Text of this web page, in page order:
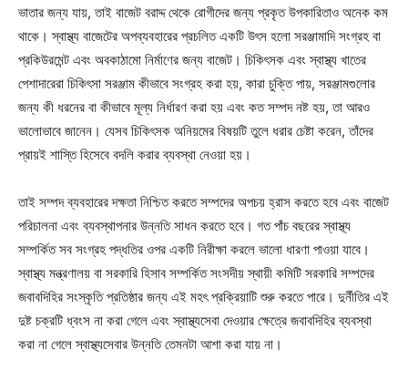
ভাতার জন্য যায়, তাই বাজেট বরাদ্দ থেকে রোগীদের জন্য প্রকৃত উপকারিতাও অনেক কম
থাকে। স্বাস্থ্য বাজেটের অপব্যবহারের প্রচলিত একটি উৎস হলো সরঞ্জামাদি সংগ্রহ বা
প্রকিউরমেন্ট এবং অবকাঠামো নির্মাণের জন্য বাজেট। চিকিৎসক এবং স্বাস্থ্য খাতের
পেশাদারেরা চিকিৎসা সরঞ্জাম কীভাবে সংগ্রহ করা হয়, কারা চুক্তি পায়, সরঞ্জামগুলোর
জন্য কী ধরনের বা কীভাবে মূল্য নির্ধারণ করা হয় এবং কত সম্পদ নষ্ট হয়, তা আরও
ভালোভাবে জানেন। যেসব চিকিৎসক অনিয়মের বিষয়টি তুলে ধরার চেষ্টা করেন, তাঁদের
প্রায়ই শাস্তি হিসেবে বদলি করার ব্যবস্থা নেওয়া হয়।
তাই সম্পদ ব্যবহারের দক্ষতা নিশ্চিত করতে সম্পদের অপচয় হ্রাস করতে হবে এবং বাজেট
পরিচালনা এবং ব্যবস্থাপনার উন্নতি সাধন করতে হবে। গত পাঁচ বছরের স্বাস্থ্য
সম্পর্কিত সব সংগ্রহ পদ্ধতির ওপর একটি নিরীক্ষা করলে ভালো ধারণা পাওয়া যাবে।
স্বাস্থ্য মন্ত্রণালয় বা সরকারি হিসাব সম্পর্কিত সংসদীয় স্থায়ী কমিটি সরকারি সম্পদের
জবাবদিহির সংস্কৃতি প্রতিষ্ঠার জন্য এই মহৎ প্রক্রিয়াটি শুরু করতে পারে। দুর্নীতির এই
দুষ্ট চক্রটি ধ্বংস না করা গেলে এবং স্বাস্থ্যসেবা দেওয়ার ক্ষেত্রে জবাবদিহির ব্যবস্থা
করা না গেলে স্বাস্থ্যসেবার উন্নতি তেমনটা আশা করা যায় না।